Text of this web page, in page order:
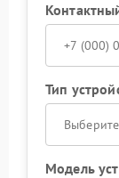
Тип
Модель